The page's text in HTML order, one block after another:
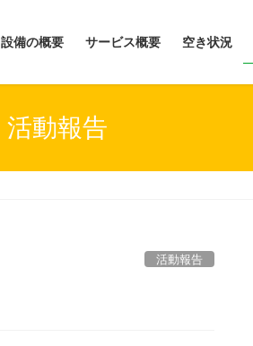
設備の概要 サービス概要 空き状況
活動報告
活動報告